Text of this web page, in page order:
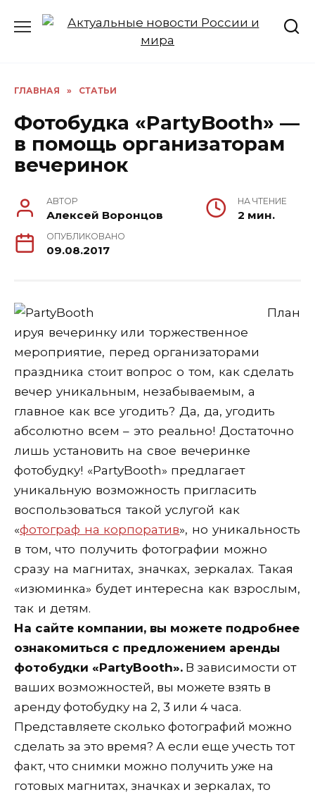
ГЛАВНАЯ » СТАТЬИ
Фотобудка «PartyBooth» —
в помощь организаторам
вечеринок
АВТОР
Алексей Воронцов
НА ЧТЕНИЕ
2 мин.
ОПУБЛИКОВАНО
09.08.2017
План
ируя вечеринку или торжественное
мероприятие, перед организаторами
праздника стоит вопрос о том, как сделать
вечер уникальным, незабываемым, а
главное как все угодить? Да, да, угодить
абсолютно всем – это реально! Достаточно
лишь установить на свое вечеринке
фотобудку! «PartyBooth» предлагает
уникальную возможность пригласить
воспользоваться такой услугой как
«фотограф на корпоратив», но уникальность
в том, что получить фотографии можно
сразу на магнитах, значках, зеркалах. Такая
«изюминка» будет интересна как взрослым,
так и детям.
На сайте компании, вы можете подробнее
ознакомиться с предложением аренды
фотобудки «PartyBooth». В зависимости от
ваших возможностей, вы можете взять в
аренду фотобудку на 2, 3 или 4 часа.
Представляете сколько фотографий можно
сделать за это время? А если еще учесть тот
факт, что снимки можно получить уже на
готовых магнитах, значках и зеркалах, то